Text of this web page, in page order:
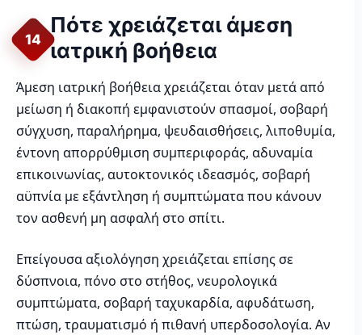
14
Πότε χρειάζεται άμεση
ιατρική βοήθεια
Άμεση ιατρική βοήθεια χρειάζεται όταν μετά από
μείωση ή διακοπή εμφανιστούν σπασμοί, σοβαρή
σύγχυση, παραλήρημα, ψευδαισθήσεις, λιποθυμία,
έντονη απορρύθμιση συμπεριφοράς, αδυναμία
επικοινωνίας, αυτοκτονικός ιδεασμός, σοβαρή
αϋπνία με εξάντληση ή συμπτώματα που κάνουν
τον ασθενή μη ασφαλή στο σπίτι.
Επείγουσα αξιολόγηση χρειάζεται επίσης σε
δύσπνοια, πόνο στο στήθος, νευρολογικά
συμπτώματα, σοβαρή ταχυκαρδία, αφυδάτωση,
πτώση, τραυματισμό ή πιθανή υπερδοσολογία. Αν